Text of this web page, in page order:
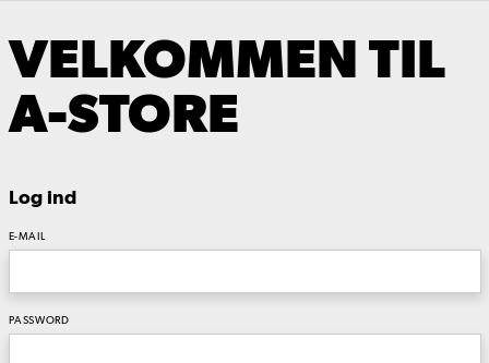
VELKOMMEN TIL
A-STORE
Log ind
E-MAIL
PASSWORD